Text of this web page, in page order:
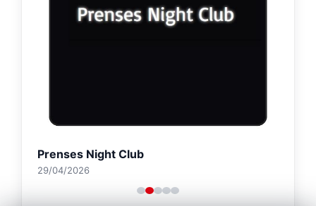
Prenses Night Club
29/04/2026